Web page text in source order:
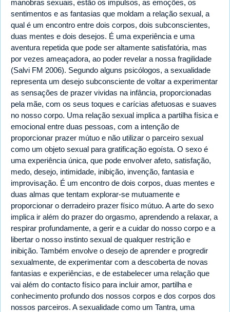
manobras sexuais, estão os impulsos, as emoções, os
sentimentos e as fantasias que moldam a relação sexual, a
qual é um encontro entre dois corpos, dois subconscientes,
duas mentes e dois desejos. É uma experiência e uma
aventura repetida que pode ser altamente satisfatória, mas
por vezes ameaçadora, ao poder revelar a nossa fragilidade
(Salvi FM 2006). Segundo alguns psicólogos, a sexualidade
representa um desejo subconsciente de voltar a experimentar
as sensações de prazer vividas na infância, proporcionadas
pela mãe, com os seus toques e carícias afetuosas e suaves
no nosso corpo. Uma relação sexual implica a partilha física e
emocional entre duas pessoas, com a intenção de
proporcionar prazer mútuo e não utilizar o parceiro sexual
como um objeto sexual para gratificação egoísta. O sexo é
uma experiência única, que pode envolver afeto, satisfação,
medo, desejo, intimidade, inibição, invenção, fantasia e
improvisação. É um encontro de dois corpos, duas mentes e
duas almas que tentam explorar-se mutuamente e
proporcionar o derradeiro prazer físico mútuo. A arte do sexo
implica ir além do prazer do orgasmo, aprendendo a relaxar, a
respirar profundamente, a gerir e a cuidar do nosso corpo e a
libertar o nosso instinto sexual de qualquer restrição e
inibição. Também envolve o desejo de aprender e progredir
sexualmente, de experimentar com a descoberta de novas
fantasias e experiências, e de estabelecer uma relação que
vai além do contacto físico para incluir amor, partilha e
conhecimento profundo dos nossos corpos e dos corpos dos
nossos parceiros. A sexualidade como um Tantra, uma